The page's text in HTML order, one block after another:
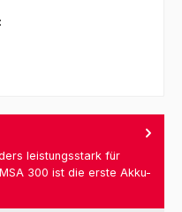
leistungsstark für
300 ist die erste Akku-